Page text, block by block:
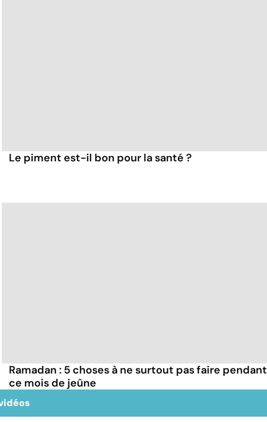
Le piment est-il bon pour la santé ?
Ramadan : 5 choses à ne surtout pas faire pendant
ce mois de jeûne